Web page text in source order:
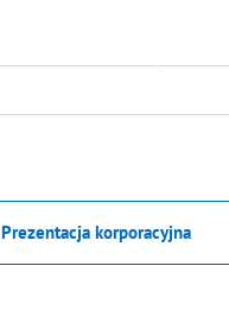
Prezentacja korporacyjna